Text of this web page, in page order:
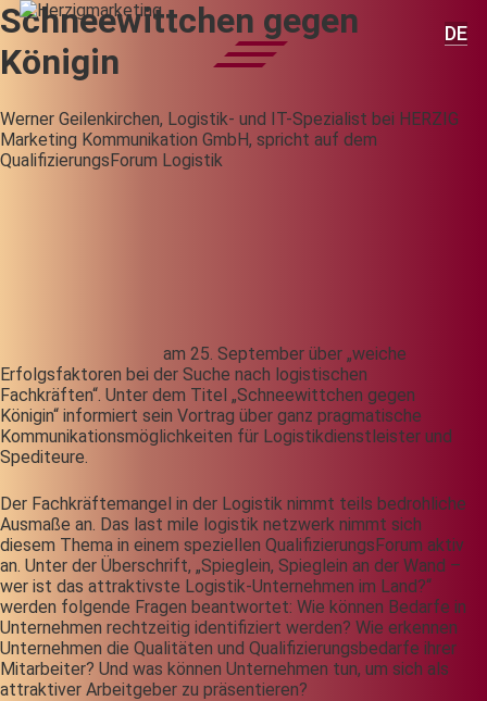
DE
Schneewittchen gegen
Königin
Werner Geilenkirchen, Logistik- und IT-Spezialist bei HERZIG
Marketing Kommunikation GmbH, spricht auf dem
QualifizierungsForum Logistik
am 25. September über „weiche
Erfolgsfaktoren bei der Suche nach logistischen
Fachkräften“. Unter dem Titel „Schneewittchen gegen
Königin“ informiert sein Vortrag über ganz pragmatische
Kommunikationsmöglichkeiten für Logistikdienstleister und
Spediteure.
Der Fachkräftemangel in der Logistik nimmt teils bedrohliche
Ausmaße an. Das last mile logistik netzwerk nimmt sich
diesem Thema in einem speziellen QualifizierungsForum aktiv
an. Unter der Überschrift, „Spieglein, Spieglein an der Wand –
wer ist das attraktivste Logistik-Unternehmen im Land?“
werden folgende Fragen beantwortet: Wie können Bedarfe in
Unternehmen rechtzeitig identifiziert werden? Wie erkennen
Unternehmen die Qualitäten und Qualifizierungsbedarfe ihrer
Mitarbeiter? Und was können Unternehmen tun, um sich als
attraktiver Arbeitgeber zu präsentieren?